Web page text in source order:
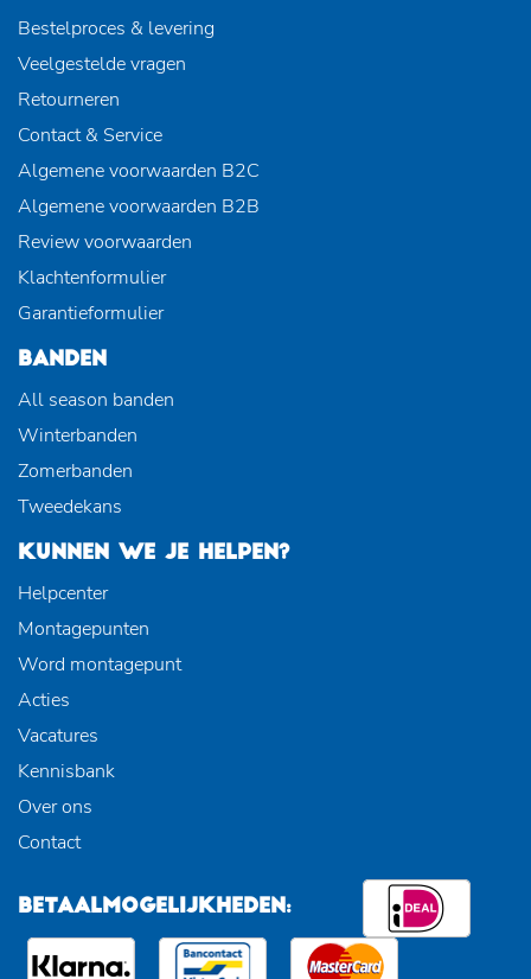
Bestelproces & levering
Veelgestelde vragen
Retourneren
Contact & Service
Algemene voorwaarden B2C
Algemene voorwaarden B2B
Review voorwaarden
Klachtenformulier
Garantieformulier
BANDEN
All season banden
Winterbanden
Zomerbanden
Tweedekans
KUNNEN WE JE HELPEN?
Helpcenter
Montagepunten
Word montagepunt
Acties
Vacatures
Kennisbank
Over ons
Contact
BETAALMOGELIJKHEDEN: